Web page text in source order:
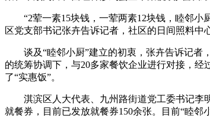
“2荤一素15块钱，一荤两素12块钱，睦邻小
区党支部书记张卉告诉记者，社区的日间照料中
谈及“睦邻小厨”建立的初衷，张卉告诉记者，
的统筹协调下，与20多家餐饮企业进行对接，
了“实惠饭”。
淇滨区人大代表、九州路街道党工委书记李明
就餐券，目前已发放就餐券150余张。目前“睦邻